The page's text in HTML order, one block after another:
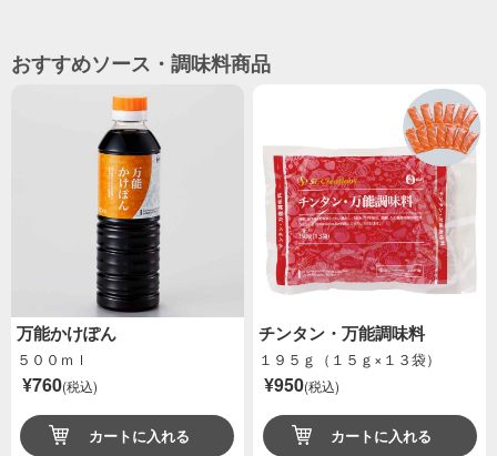
おすすめソース・調味料商品
万能かけぽん
５００ｍｌ
¥760(税込)
カートに入れる
チンタン・万能調味料
１９５ｇ（１５ｇ×１３袋）
¥950(税込)
カートに入れる